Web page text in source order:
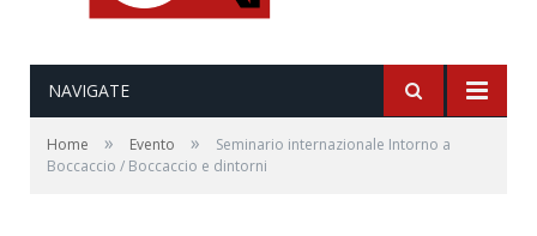
NAVIGATE
Home » Evento »
Seminario internazionale Intorno a
Boccaccio / Boccaccio e dintorni